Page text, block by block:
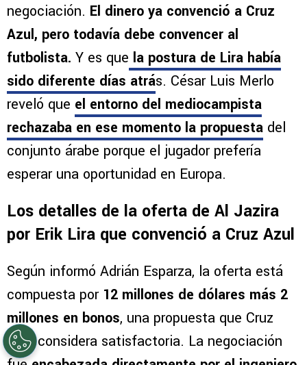
negociación. El dinero ya convenció a Cruz
Azul, pero todavía debe convencer al
futbolista. Y es que la postura de Lira había
sido diferente días atrás. César Luis Merlo
reveló que el entorno del mediocampista
rechazaba en ese momento la propuesta del
conjunto árabe porque el jugador prefería
esperar una oportunidad en Europa.
Los detalles de la oferta de Al Jazira
por Erik Lira que convenció a Cruz Azul
Según informó Adrián Esparza, la oferta está
compuesta por 12 millones de dólares más 2
millones en bonos, una propuesta que Cruz
Azul considera satisfactoria. La negociación